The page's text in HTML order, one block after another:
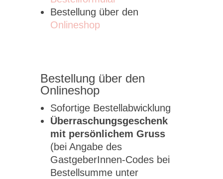
Bestellung über den
Onlineshop
Bestellung über den
Onlineshop
Sofortige Bestellabwicklung
Überraschungsgeschenk
mit persönlichem Gruss
(bei Angabe des
GastgeberInnen-Codes bei
Bestellsumme unter